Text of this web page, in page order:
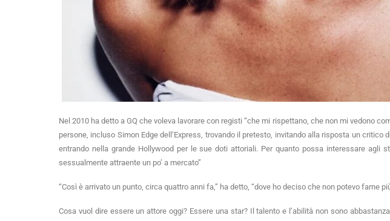
Nel 2010 ha detto a GQ che voleva lavorare con registi “che mi rispettano, che non mi vedono
persone, incluso Simon Edge dell’Express, trovando il pretesto, invitando alla risposta un critico
entrando nella grande Hollywood per le sue doti attoriali. Per quanto possa interessare agli
sessualmente attraente un po’ a mercato”
“Così è arrivato un punto, circa quattro anni fa,” ha detto, “dove ho deciso che non potevo farne
Cosa vuol dire essere un attore oggi? Essere una star? Il talento e l’abilità non sono